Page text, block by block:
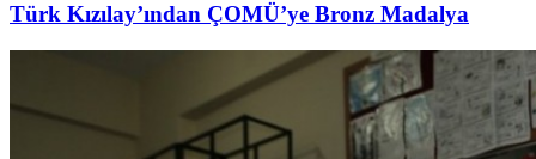
Türk Kızılay’ından ÇOMÜ’ye Bronz Madalya